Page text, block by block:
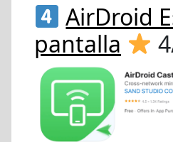
AirDroid
pantalla